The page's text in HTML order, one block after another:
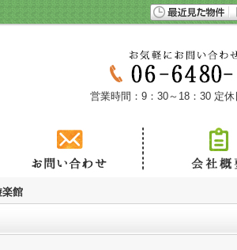
営業時間：9：30～18：30 定休
楽館